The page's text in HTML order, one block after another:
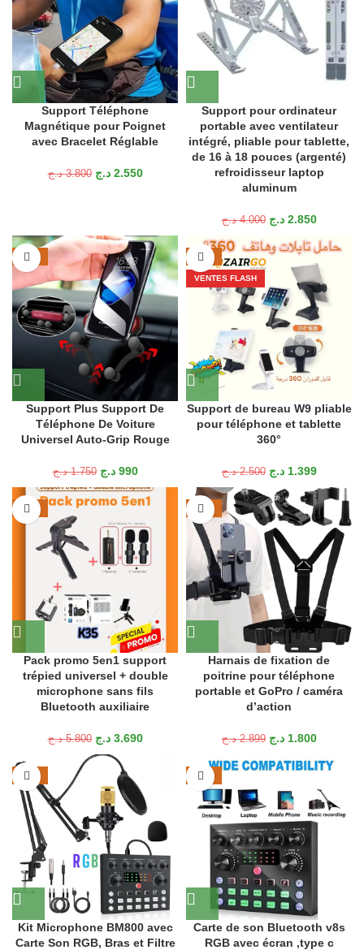
Support Téléphone
Magnétique pour Poignet
avec Bracelet Réglable
3.800 د.ج 2.550 د.ج
Support pour ordinateur
portable avec ventilateur
intégré, pliable pour tablette,
de 16 à 18 pouces (argenté)
refroidisseur laptop
aluminum
4.000 د.ج 2.850 د.ج
-43%
Support Plus Support De
Téléphone De Voiture
Universel Auto-Grip Rouge
1.750 د.ج 990 د.ج
-44%
VENTES FLASH
Support de bureau W9 pliable
pour téléphone et tablette
360°
2.500 د.ج 1.399 د.ج
-36%
Pack promo 5en1 support
trépied universel + double
microphone sans fils
Bluetooth auxiliaire
5.800 د.ج 3.690 د.ج
-38%
Harnais de fixation de
poitrine pour téléphone
portable et GoPro / caméra
d’action
2.899 د.ج 1.800 د.ج
-18%
Kit Microphone BM800 avec
Carte Son RGB, Bras et Filtre
-30%
Carte de son Bluetooth v8s
RGB avec écran ,type c